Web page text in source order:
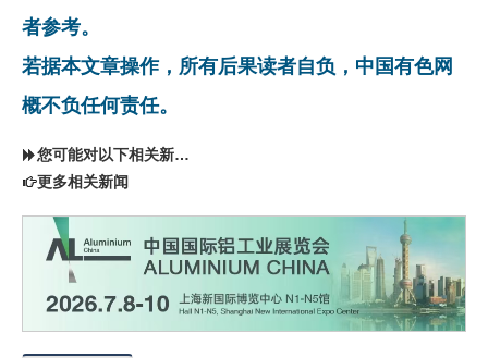
者参考。
若据本文章操作，所有后果读者自负，中国有色网
概不负任何责任。
您可能对以下相关新闻同样感兴趣
更多相关新闻